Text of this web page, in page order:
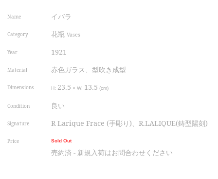
Name イバラ
Category 花瓶 Vases
Year 1921
Material 赤色ガラス、型吹き成型
Dimensions H: 23.5 × W: 13.5 (cm)
Condition 良い
Signature R Larique Frace (手彫り)、R.LALIQUE(鋳型陽刻)
Price Sold Out
売約済 - 新規入荷はお問合わせください